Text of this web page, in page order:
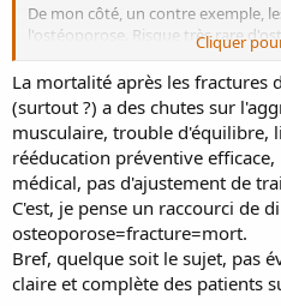
De mon côté, un contre exemple,
l'ostéoporose. Risque très rare
mais à peine plus qu'en population
ont entendu parler, sont persuadés
tous leurs maux dentaires (nan,
comme tout le monde), ou leur
les.toucherait plus s'ils débutaient
fracture majeure, environ 30 à 50
Risque de mourir dans l'année qui
cent pour une femme, 30 pr cent
mortalité qu'après un infarctus,
erronée car on pense qu'il suffit
tomber...résultat, l'ostéoporose
soins et handicaps que l'infarctus
Cliquer
La mortalité après les fractures
(surtout ?) a des chutes sur
musculaire, trouble d'équilibre,
rééducation préventive
médical, pas d'ajustement de
C'est, je pense un raccourci de
osteoporose=fracture=mort.
Bref, quelque soit le sujet, pas
claire et complète des patients